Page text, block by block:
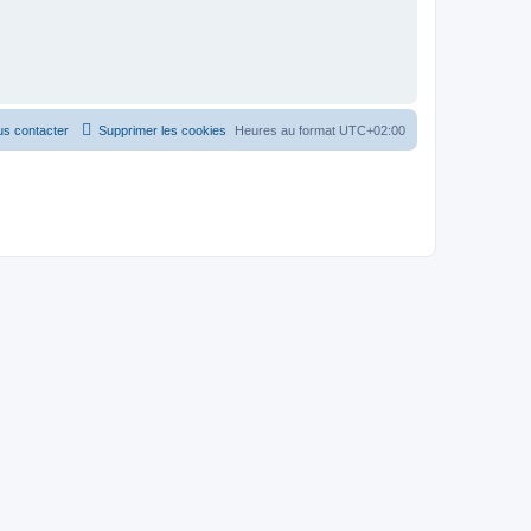
Heures au format UTC+02:00
Supprimer les cookies
contacter